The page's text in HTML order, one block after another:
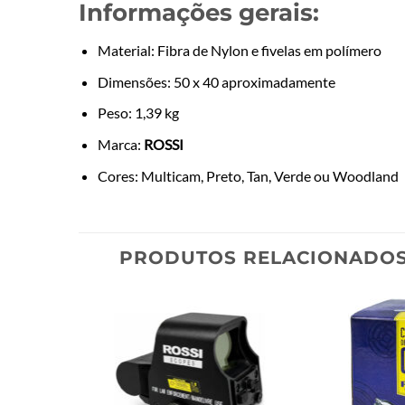
Informações gerais:
Material: Fibra de Nylon e fivelas em polímero
Dimensões: 50 x 40 aproximadamente
Peso: 1,39 kg
Marca: ROSSI
Cores: Multicam, Preto, Tan, Verde ou Woodland
PRODUTOS